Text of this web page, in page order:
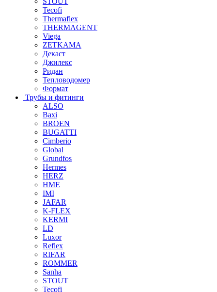
Tecofi
Thermaflex
THERMAGENT
Viega
ZETKAMA
Декаст
Джилекс
Ридан
Тепловодомер
Формат
Трубы и фитинги
ALSO
Baxi
BROEN
BUGATTI
Cimberio
Global
Grundfos
Hermes
HERZ
HME
IMI
JAFAR
K-FLEX
KERMI
LD
Luxor
Reflex
RIFAR
ROMMER
Sanha
STOUT
Tecofi